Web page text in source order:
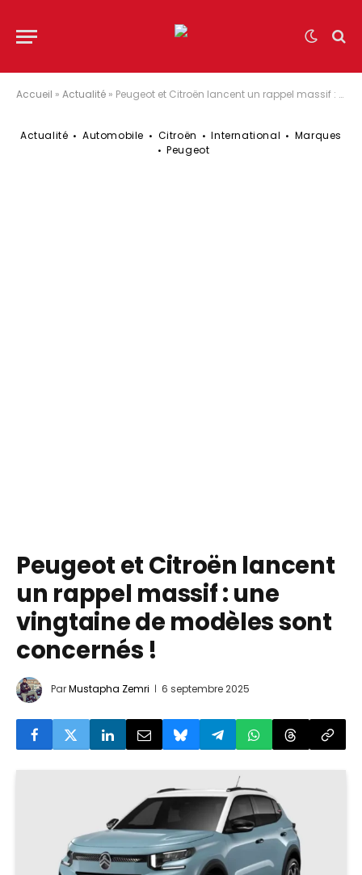
Accueil » Actualité » Peugeot et Citroën lancent un rappel massif : une vingtaine de modèles sont concernés !
Actualité Automobile Citroën International
Marques
Peugeot
Peugeot et Citroën lancent
un rappel massif : une
vingtaine de modèles sont
concernés !
ParMustapha Zemri 6 septembre 2025